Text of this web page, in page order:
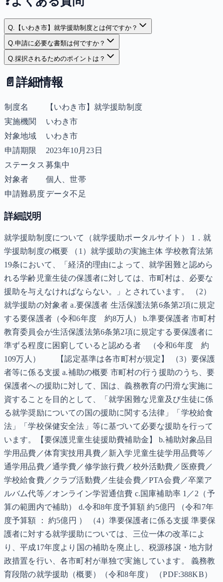
Q. 【いわき市】就学援助制度とは何ですか？
Q.申請に必要な書類は何ですか？
Q.採択されるためのポイントは？
📄 詳細情報
制度名
【いわき市】就学援助制度
実施機関
いわき市
対象地域
いわき市
申請期限
2023年10月23日
ステータス 募集中
対象者
個人、世帯
申請難易度データ不足
詳細説明
就学援助制度について（就学援助ポータルサイト） 1．就
学援助制度の概要 （1）就学援助の実施主体 学校教育法第
19条において、「経済的理由によって、就学困難と認めら
れる学齢児童生徒の保護者に対しては、市町村は、必要な
援助を与えなければならない。」とされています。 （2）
就学援助の対象者 a.要保護者 生活保護法第6条第2項に規定
する要保護者（令和6年度 約8万人） b.準要保護者 市町村
教育委員会が生活保護法第6条第2項に規定する要保護者に
準ずる程度に困窮していると認める者 （令和6年度 約
109万人） 【認定基準は各市町村が規定】 （3）要保護
者等に係る支援 a.補助の概要 市町村の行う援助のうち、要
保護者への援助に対して、国は、義務教育の円滑な実施に
資することを目的として、「就学困難な児童及び生徒に係
る就学奨励についての国の援助に関する法律」「学校給食
法」「学校保健安全法」等に基づいて必要な援助を行って
います。【要保護児童生徒援助費補助金】 b.補助対象品目
学用品費／体育実技用具費／新入学児童生徒学用品費等／
通学用品費／通学費／修学旅行費／校外活動費／医療費／
学校給食費／クラブ活動費／生徒会費／PTA会費／卒業ア
ルバム代等／オンライン学習通信費 c.国庫補助率 1／2（予
算の範囲内で補助） d.令和8年度予算額 約5億円 （令和7年
度予算額 ： 約5億円 ） （4）準要保護者に係る支援 準要保
護者に対する就学援助については、三位一体の改革によ
り、平成17年度より国の補助を廃止し、税源移譲・地方財
政措置を行い、各市町村が単独で実施しています。 義務教
育段階の就学援助（概要）（令和8年度） （PDF:388KB）